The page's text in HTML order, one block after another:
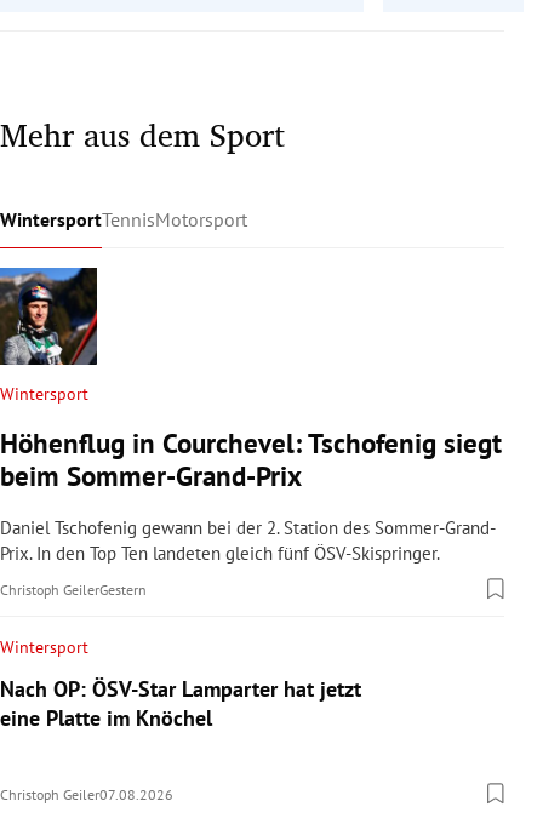
Mehr aus dem Sport
WintersportTennisMotorsport
Wintersport
Höhenflug in Courchevel: Tschofenig siegt
beim Sommer-Grand-Prix
Daniel Tschofenig gewann bei der 2. Station des Sommer-Grand-
Prix. In den Top Ten landeten gleich fünf ÖSV-Skispringer.
Christoph GeilerGestern
Wintersport
Nach OP: ÖSV-Star Lamparter hat jetzt
eine Platte im Knöchel
Christoph Geiler07.08.2026